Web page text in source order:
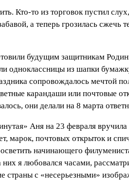
Кто-то из торговок пустил
а теперь грозилась
будущим защитникам
одноклассницы из шапки
сопровождалось мечтой
карандаши или почтовые
они делали на 8 марта
Аня на 23 февраля
марок, почтовых открыток и
начинающего
я любовался часами,
страны с «несерьезными»